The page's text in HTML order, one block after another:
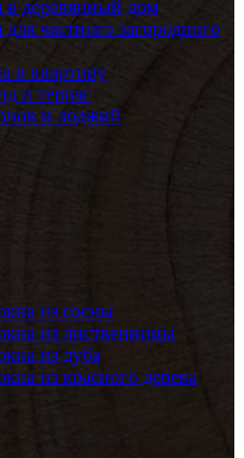
в деревянный дом
частного загородного
в квартиру
и террас
и лоджий
из сосны
из лиственницы
из дуба
из красного дерева